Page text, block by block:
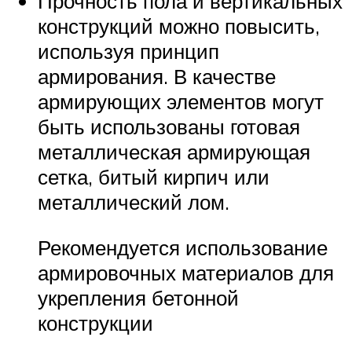
конструкций можно повысить,
используя принцип
армирования. В качестве
армирующих элементов могут
быть использованы готовая
металлическая армирующая
сетка, битый кирпич или
металлический лом.
Рекомендуется использование
армировочных материалов для
укрепления бетонной
конструкции